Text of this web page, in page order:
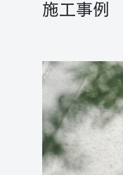
施工事例